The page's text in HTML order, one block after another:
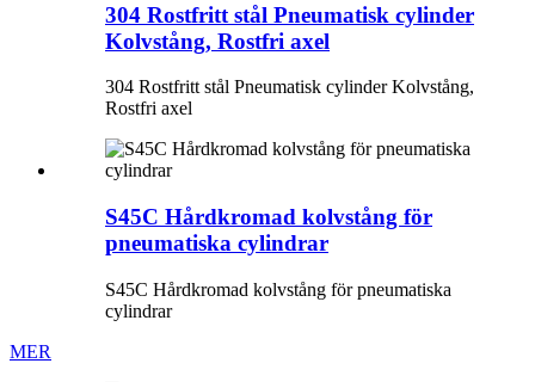
304 Rostfritt stål Pneumatisk cylinder
Kolvstång, Rostfri axel
304 Rostfritt stål Pneumatisk cylinder Kolvstång,
Rostfri axel
S45C Hårdkromad kolvstång för
pneumatiska cylindrar
S45C Hårdkromad kolvstång för pneumatiska
cylindrar
MER